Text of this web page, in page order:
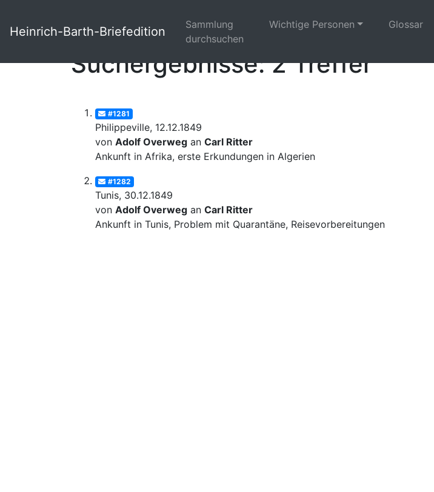
Heinrich-Barth-Briefedition
Sammlung
durchsuchen
Wichtige Personen Glossar
Suchergebnisse: 2 Treffer
#1281
Philippeville, 12.12.1849
von Adolf Overweg an Carl Ritter
Ankunft in Afrika, erste Erkundungen in Algerien
#1282
Tunis, 30.12.1849
von Adolf Overweg an Carl Ritter
Ankunft in Tunis, Problem mit Quarantäne, Reisevorbereitungen